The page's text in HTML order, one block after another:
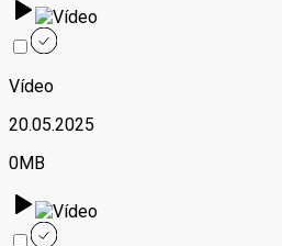
Vídeo
20.05.2025
0MB